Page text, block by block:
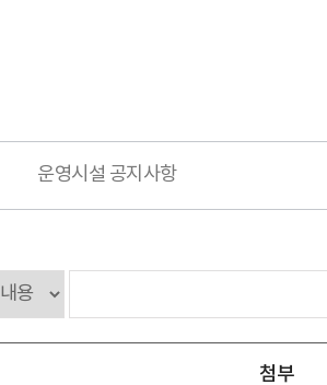
운영시설 공지사항
첨부